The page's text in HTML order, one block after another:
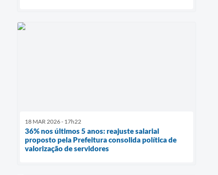
18 MAR 2026 - 17h22
36% nos últimos 5 anos: reajuste salarial
proposto pela Prefeitura consolida política de
valorização de servidores